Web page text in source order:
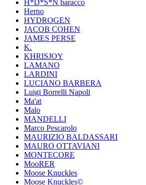
H*D*S*N baracco
Herno
HYDROGEN
JACOB COHEN
JAMES PERSE
K.
KHRISJOY
LAMANO
LARDINI
LUCIANO BARBERA
Luigi Borrelli Napoli
Ma'at
Malo
MANDELLI
Marco Pescarolo
MAURIZIO BALDASSARI
MAURO OTTAVIANI
MONTECORE
MooRER
Moose Knuckles
Moose Knuckles©️